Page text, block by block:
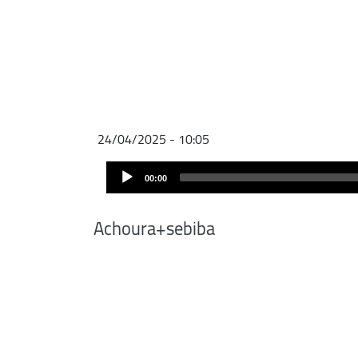
24/04/2025 - 10:05
Audio
Player 00:00
Achoura+sebiba